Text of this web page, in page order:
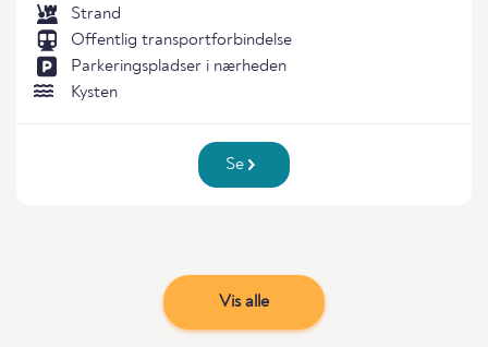
Strand
Offentlig transportforbindelse
Parkeringspladser i nærheden
Kysten
Se
Vis alle